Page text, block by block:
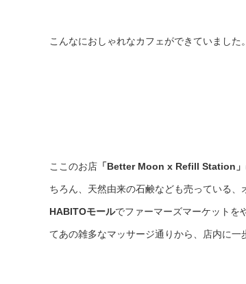
こんなにおしゃれなカフェができていました。
ここのお店 「Better Moon x Refill Station」
ちろん、天然由来の石鹸なども売っている
HABITOモールでファーマーズマーケットを
てあの雑多なマッサージ通りから、店内に一